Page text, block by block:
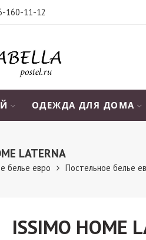
160-11-12
ОДЕЖДА ДЛЯ ДОМА
LATERNA
белье евро Постельное белье
ISSIMO HOME